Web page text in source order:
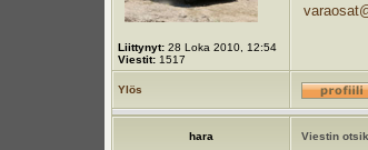
Liittynyt: 28 Loka 2010, 12:54
Viestit: 1517
Ylös
hara Viestin